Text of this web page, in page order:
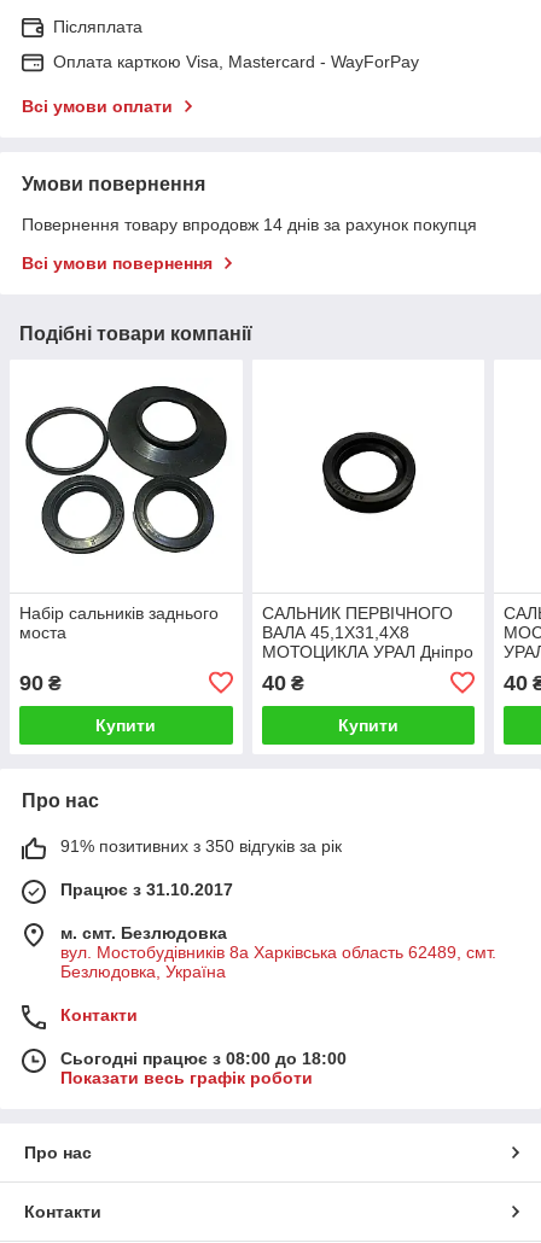
Післяплата
Оплата карткою Visa, Mastercard - WayForPay
Всі умови оплати
Умови повернення
Повернення товару впродовж 14 днів за рахунок покупця
Всі умови повернення
Подібні товари компанії
Набір сальників заднього
моста
90 ₴
Купити
САЛЬНИК ПЕРВІЧНОГО
ВАЛА 45,1Х31,4Х8
МОТОЦИКЛА УРАЛ Дніпро
40₴
Купити
40
Про нас
91% позитивних з 350 відгуків за рік
Працює з 31.10.2017
м. смт. Безлюдовка
вул. Мостобудівників 8а Харківська область 62489, смт.
Безлюдовка, Україна
Контакти
Сьогодні працює з 08:00 до 18:00
Показати весь графік роботи
Про нас
Контакти